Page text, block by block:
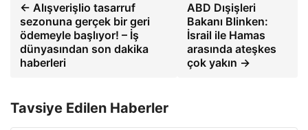
← Alışverişlio tasarruf
sezonuna gerçek bir geri
ödemeyle başlıyor! – İş
dünyasından son dakika
haberleri
ABD Dışişleri
Bakanı Blinken:
İsrail ile Hamas
arasında ateşkes
çok yakın →
Tavsiye Edilen Haberler